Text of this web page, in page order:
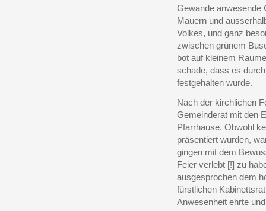
Gewande anwesende
Mauern und
Volkes, und ganz
zwischen grünem
bot auf kleinem
schade, dass es
festgehalten wurde.
Nach der kirchlichen
Gemeinderat mit den
Pfarrhause. Obwohl
präsentiert wurden,
gingen mit dem
Feier verlebt [!] zu
ausgesprochen dem
fürstlichen
Anwesenheit ehrte